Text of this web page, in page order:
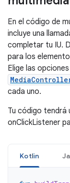
En el código de
incluye una
completar tu IU.
para los
Elige las opciones
cada uno.
Tu código tendrá
onClickListener
Kotlin